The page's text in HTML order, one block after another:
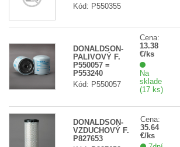
Kód: P550355
DONALDSON-
PALIVOVÝ F.
P550057 =
P553240
Kód: P550057
Cena:
13.38
€/ks
Na
sklade
(17 ks)
DONALDSON-
VZDUCHOVÝ F.
P827653
Cena:
35.64
€/ks